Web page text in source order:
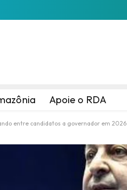
Apoie o RDA
entre candidatos a governador em 2026